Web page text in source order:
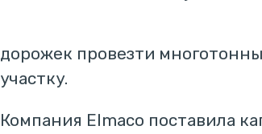
дорожек провезти
участку.
Компания Elmaco поставила